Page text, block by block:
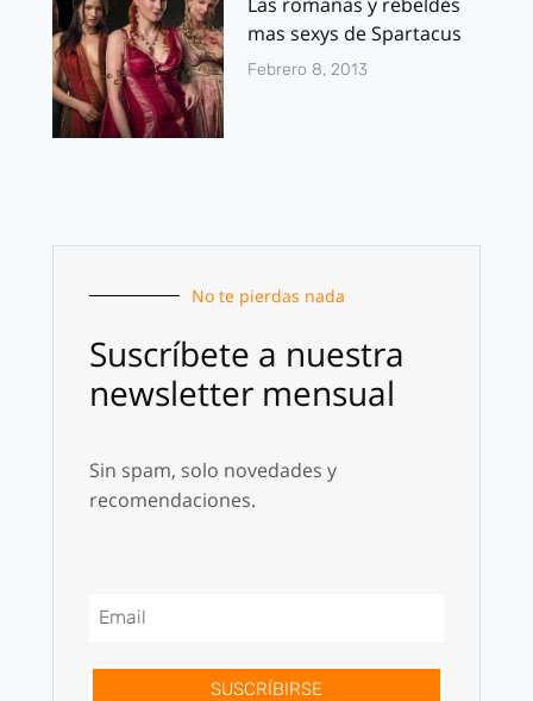
mas sexys de Spartacus
Febrero 8, 2013
No te pierdas nada
Suscríbete a nuestra
newsletter mensual
Sin spam, solo novedades y
recomendaciones.
SUSCRÍBIRSE